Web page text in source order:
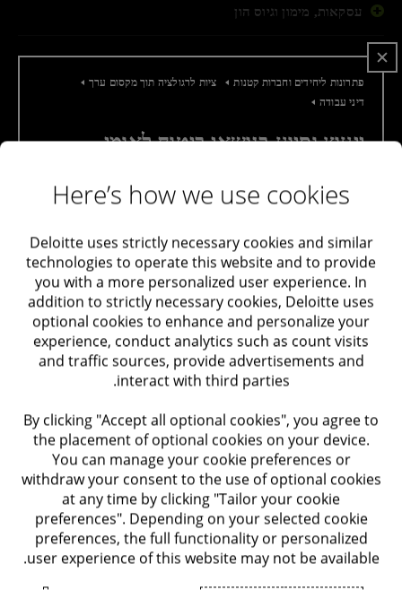
פתרונות ליחידים וחברות קטנות
ציות לרגולציה תוך מקסום ערך
דיני עבודה
ייעוץ וסיוע בנושאי ביטוח לאומי
צוות המומחים של Deloitte Private מסייע ומלווה חברות
לאומי, לרבות תכנון וייצוג עבור מעסיקים וייעוץ בנושאים
הנוגעים בתושבות.
בין הפתרונות שלנו
ייעוץ ותכנון בנושא החבות בדמי ביטוח לאומי
ייעוץ בנושא קביעת תושבות
ייעוץ בנושא ניתוק תושבות
ייצוג בביקורת ניכויים ביטוח לאומי למעסיקים
הכנת השגות למוסד לביטוח לאומי
ליצירת קשר עם המומחים שלנו
עסקאות, מימון וגיוס הון
ציות לרגולציה תוך מקסום ערך
טיפול וייעוץ בנאמנויות בארץ ובחו"ל
דיני עבודה
שיפור ביצועים
אופטימיזציה של מערכות
ניהול סיכונים – ארגוניים, סייבר
ו-IT
ניהול סיכונים – ארגוניים, סייבר ו-IT
Here’s how we use cookies
Deloitte uses strictly necessary cookies and similar
technologies to operate this website and to provide
you with a more personalized user experience. In
addition to strictly necessary cookies, Deloitte uses
optional cookies to enhance and personalize your
experience, conduct analytics such as count visits
and traffic sources, provide advertisements and
interact with third parties.
By clicking "Accept all optional cookies", you agree to
the placement of optional cookies on your device.
You can manage your cookie preferences or
withdraw your consent to the use of optional cookies
at any time by clicking "Tailor your cookie
preferences". Depending on your selected cookie
preferences, the full functionality or personalized
user experience of this website may not be available.